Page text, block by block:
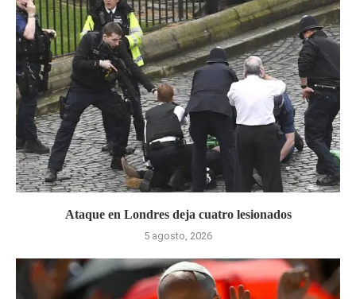
Ataque en Londres deja cuatro lesionados
5 agosto, 2026